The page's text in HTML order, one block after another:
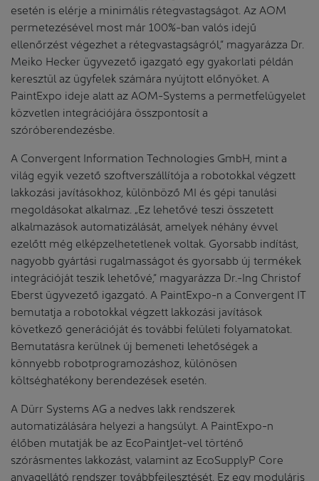
esetén is elérje a minimális rétegvastagságot. Az AOM
permetezésével most már 100%-ban valós idejű
ellenőrzést végezhet a rétegvastagságról,” magyarázza Dr.
Meiko Hecker ügyvezető igazgató egy gyakorlati példán
keresztül az ügyfelek számára nyújtott előnyöket. A
PaintExpo ideje alatt az AOM-Systems a permetfelügyelet
közvetlen integrációjára összpontosít a
szóróberendezésbe.
A Convergent Information Technologies GmbH, mint a
világ egyik vezető szoftverszállítója a robotokkal végzett
lakkozási javításokhoz, különböző MI és gépi tanulási
megoldásokat alkalmaz. „Ez lehetővé teszi összetett
alkalmazások automatizálását, amelyek néhány évvel
ezelőtt még elképzelhetetlenek voltak. Gyorsabb indítást,
nagyobb gyártási rugalmasságot és gyorsabb új termékek
integrációját teszik lehetővé,” magyarázza Dr.-Ing Christof
Eberst ügyvezető igazgató. A PaintExpo-n a Convergent IT
bemutatja a robotokkal végzett lakkozási javítások
következő generációját és további felületi folyamatokat.
Bemutatásra kerülnek új bemeneti lehetőségek a
könnyebb robotprogramozáshoz, különösen
költséghatékony berendezések esetén.
A Dürr Systems AG a nedves lakk rendszerek
automatizálására helyezi a hangsúlyt. A PaintExpo-n
élőben mutatják be az EcoPaintJet-vel történő
szórásmentes lakkozást, valamint az EcoSupplyP Core
anyagellátó rendszer továbbfejlesztését. Ez egy moduláris